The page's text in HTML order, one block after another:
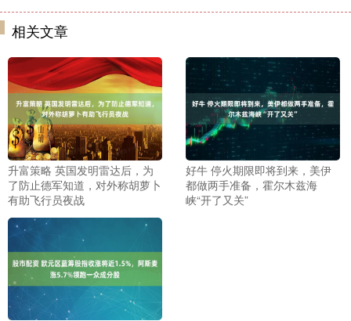
相关文章
升富策略 英国发明雷达后，为
了防止德军知道，对外称胡萝卜
有助飞行员夜战
好牛 停火期限即将到来，美伊
都做两手准备，霍尔木兹海
峡“开了又关”